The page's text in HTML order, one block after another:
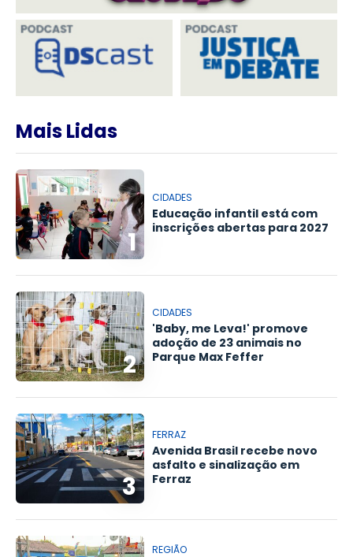
Mais Lidas
1
CIDADES
Educação infantil está com
inscrições abertas para 2027
2
CIDADES
'Baby, me Leva!' promove
adoção de 23 animais no
Parque Max Feffer
3
FERRAZ
Avenida Brasil recebe novo
asfalto e sinalização em
Ferraz
REGIÃO